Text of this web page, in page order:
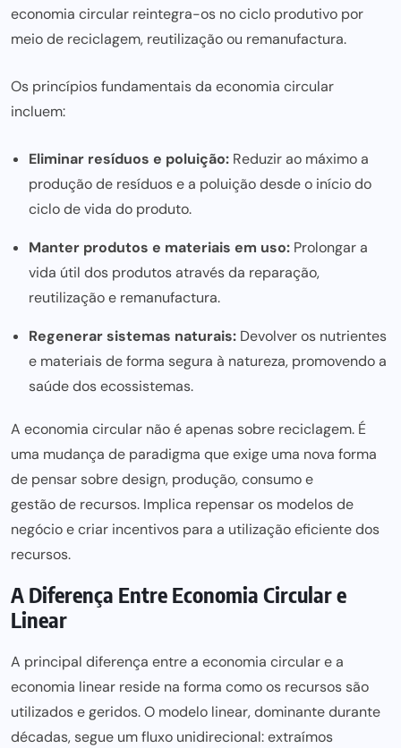
economia circular reintegra-os no ciclo produtivo por
meio de reciclagem, reutilização ou remanufactura.
Os princípios fundamentais da economia circular
incluem:
Eliminar resíduos e poluição: Reduzir ao máximo a
produção de resíduos e a poluição desde o início do
ciclo de vida do produto.
Manter produtos e materiais em uso: Prolongar a
vida útil dos produtos através da reparação,
reutilização e remanufactura.
Regenerar sistemas naturais: Devolver os nutrientes
e materiais de forma segura à natureza, promovendo a
saúde dos ecossistemas.
A economia circular não é apenas sobre reciclagem. É
uma mudança de paradigma que exige uma nova forma
de pensar sobre design, produção, consumo e
gestão de recursos. Implica repensar os modelos de
negócio e criar incentivos para a utilização eficiente dos
recursos.
A Diferença Entre Economia Circular e
Linear
A principal diferença entre a economia circular e a
economia linear reside na forma como os recursos são
utilizados e geridos. O modelo linear, dominante durante
décadas, segue um fluxo unidirecional: extraímos